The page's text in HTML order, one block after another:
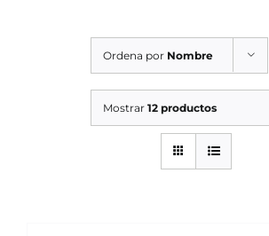
SERVICIOS TALLER
OCASIÓN
Ordena por Nombre
Mostrar 12 productos